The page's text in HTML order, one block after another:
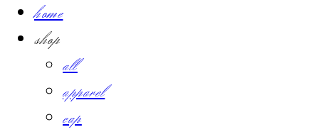
home
shop
all
apparel
cap